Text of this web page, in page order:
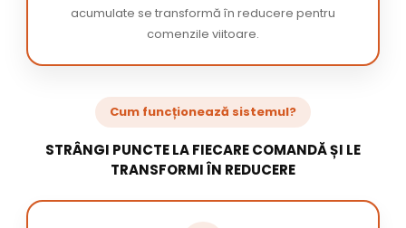
acumulate se transformă în reducere pentru
comenzile viitoare.
Cum funcționează sistemul?
STRÂNGI PUNCTE LA FIECARE COMANDĂ ȘI LE
TRANSFORMI ÎN REDUCERE